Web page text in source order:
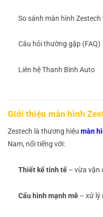
So sánh màn hình
Câu hỏi thường gặp (FAQ)
Liên hệ Thanh Bình Auto
Giới thiệu màn hình
Zestech là thương hiệu màn
Nam, nổi tiếng với:
Thiết kế tinh tế– vừa vặn
Cấu hình mạnh mẽ– xử lý